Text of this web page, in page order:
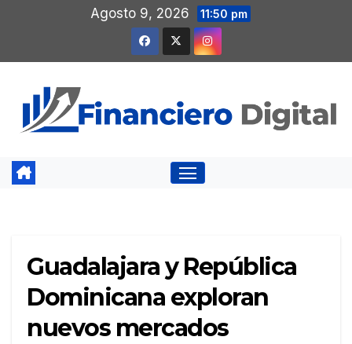
contenido
Agosto 9, 2026 11:50 pm
Guadalajara y República
Dominicana exploran
nuevos mercados